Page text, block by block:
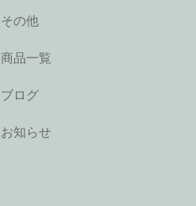
その他
商品一覧
ブログ
お知らせ